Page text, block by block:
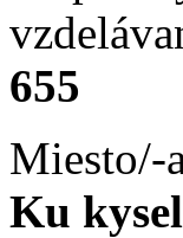
655
Miesto/-
Ku